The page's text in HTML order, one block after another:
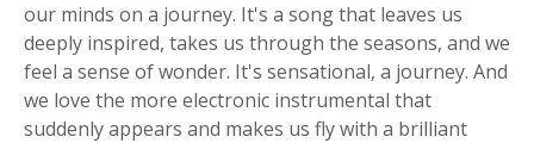
our minds on a journey. It's a song that leaves us
deeply inspired, takes us through the seasons, and we
feel a sense of wonder. It's sensational, a journey. And
we love the more electronic instrumental that
suddenly appears and makes us fly with a brilliant